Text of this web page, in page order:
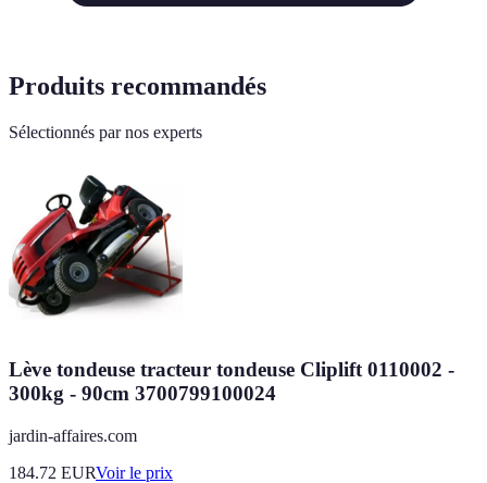
Produits recommandés
Sélectionnés par nos experts
Lève tondeuse tracteur tondeuse Cliplift 0110002 -
300kg - 90cm 3700799100024
jardin-affaires.com
184.72 EURVoir le prix